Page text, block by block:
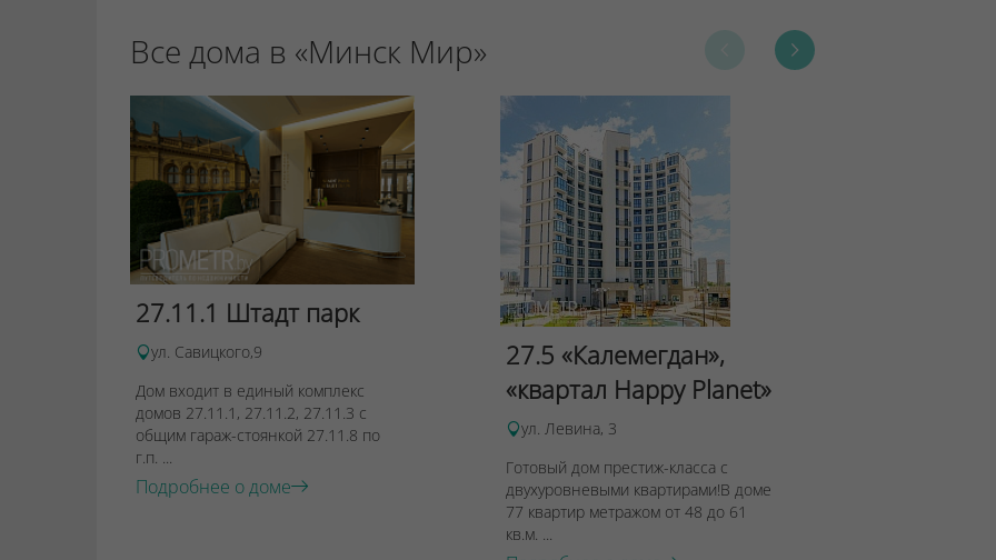
Все дома в «Минск Мир»
27.11.1 Штадт парк
ул. Савицкого,9
Дом входит в единый комплекс
домов 27.11.1, 27.11.2, 27.11.3 с
общим гараж-стоянкой 27.11.8 по
г.п. ...
Подробнее о доме
27.5 «Калемегдан»,
«квартал Happy Planet»
ул. Левина, 3
Готовый дом престиж-класса с
двухуровневыми квартирами!В доме
77 квартир метражом от 48 до 61
кв.м. ...